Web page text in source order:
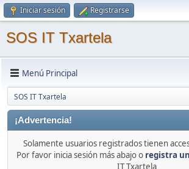
Iniciar sesión Registrarse
SOS IT Txartela
Menú Principal
SOS IT Txartela
¡Advertencia!
Solamente usuarios registrados tienen
Por favor inicia sesión más abajo o registra
IT Txartela